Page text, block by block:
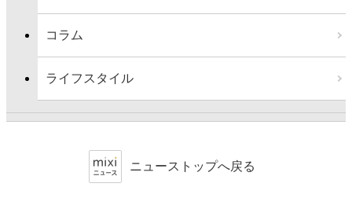
コラム
ライフスタイル
ニューストップへ戻る